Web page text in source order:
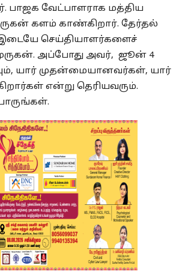
பாஜக வேட்பாளராக மத்திய
களம் காண்கிறார். தேர்தல்
இடையே செய்தியாளர்களைச்
அப்போது அவர், ஜூன் 4
யார் முதன்மையானவர்கள், யார்
என்று தெரியவரும்.